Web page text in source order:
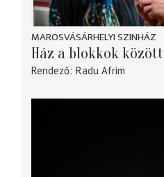
MAROSVÁSÁRHELYI SZINHÁZ
Ház a blokkok között
Rendező Radu Afrim